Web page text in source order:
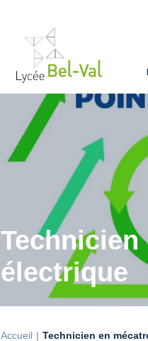
Technicien
électrique
Accueil Technicien en